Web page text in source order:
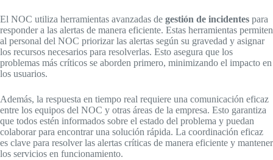
El NOC utiliza herramientas avanzadas de gestión de incidentes para
responder a las alertas de manera eficiente. Estas herramientas permiten
al personal del NOC priorizar las alertas según su gravedad y asignar
los recursos necesarios para resolverlas. Esto asegura que los
problemas más críticos se aborden primero, minimizando el impacto en
los usuarios.
Además, la respuesta en tiempo real requiere una comunicación eficaz
entre los equipos del NOC y otras áreas de la empresa. Esto garantiza
que todos estén informados sobre el estado del problema y puedan
colaborar para encontrar una solución rápida. La coordinación eficaz
es clave para resolver las alertas críticas de manera eficiente y mantener
los servicios en funcionamiento.